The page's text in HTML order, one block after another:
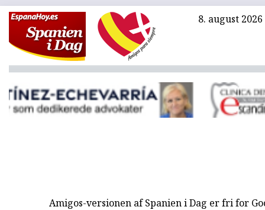
8. august 2026
Amigos-versionen af Spanien i Dag er fri for